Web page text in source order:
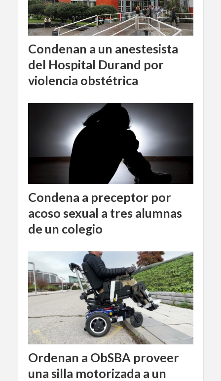
Condenan a un anestesista
del Hospital Durand por
violencia obstétrica
Condena a preceptor por
acoso sexual a tres alumnas
de un colegio
Ordenan a ObSBA proveer
una silla motorizada a un